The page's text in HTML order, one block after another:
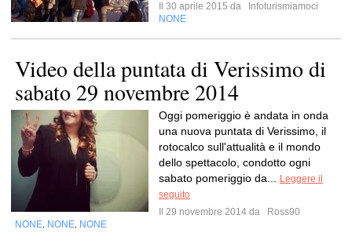
Il 30 aprile 2015 da
Infoturismiamoci
NONE
Video della puntata di Verissimo di
sabato 29 novembre 2014
Oggi pomeriggio è andata in onda
una nuova puntata di Verissimo, il
rotocalco sull'attualità e il mondo
dello spettacolo, condotto ogni
sabato pomeriggio da...
Leggere il
seguito
Il 29 novembre 2014 da
Ross90
NONE NONE NONE